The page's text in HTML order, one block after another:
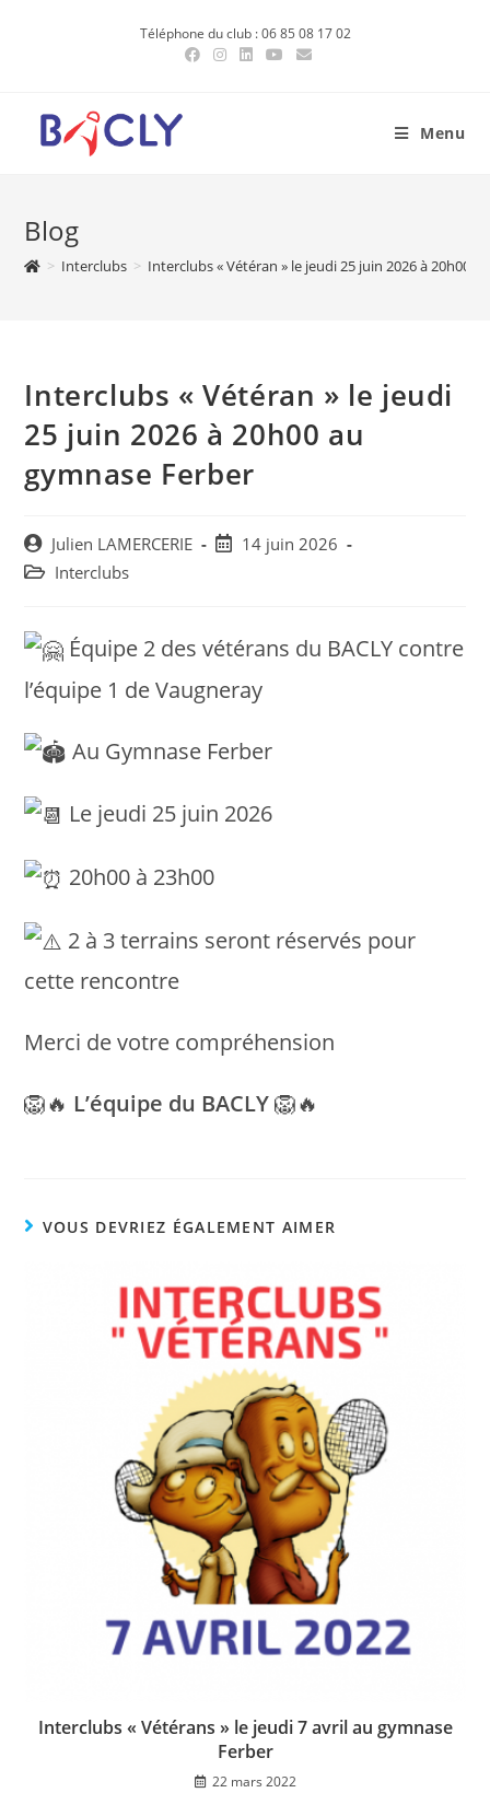
Téléphone du club : 06 85 08 17 02
Menu
Blog
> Interclubs > Interclubs « Vétéran » le jeudi 25 juin 2026 à 20h00
Interclubs « Vétéran » le jeudi
25 juin 2026 à 20h00 au
gymnase Ferber
Post
author:
Julien LAMERCERIE
Post14 juin 2026
Post Interclubs
Équipe 2 des vétérans du BACLY contre
l’équipe 1 de Vaugneray
Au Gymnase Ferber
Le jeudi 25 juin 2026
20h00 à 23h00
2 à 3 terrains seront réservés pour
cette rencontre
Merci de votre compréhension
🦁🔥 L’équipe du BACLY🦁🔥
VOUS DEVRIEZ ÉGALEMENT AIMER
Interclubs « Vétérans » le jeudi 7 avril au gymnase
Ferber
22 mars 2022